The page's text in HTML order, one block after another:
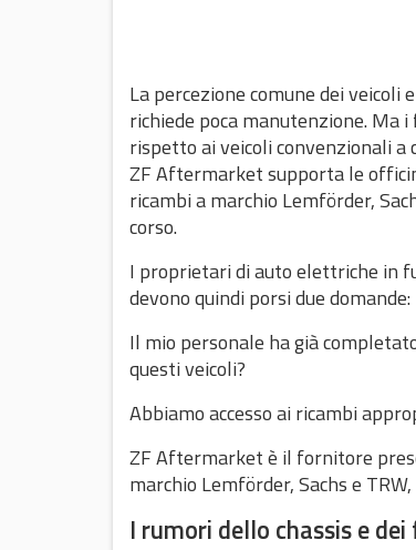
La percezione comune dei
richiede poca manutenzione. Ma
rispetto ai veicoli convenzionali
ZF Aftermarket supporta le
ricambi a marchio Lemförder,
corso.
I proprietari di auto elettriche in
devono quindi porsi due domande:
Il mio personale ha già
questi veicoli?
Abbiamo accesso ai ricambi
ZF Aftermarket è il fornitore
marchio Lemförder, Sachs e
I rumori dello chassis e